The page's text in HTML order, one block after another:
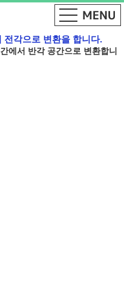
전각으로 변환을 합니다.
에서 반각 공간으로 변환합니